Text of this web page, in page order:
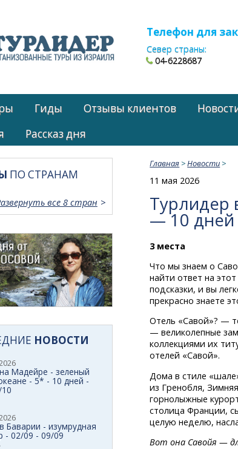
Телефон для
Север страны:
04-6228687
Гиды Отзывы клиентов
Рассказ дня
Главная >Новости >
11 мая 2026
Турлидер
— 10
3 места
Что мы знаем о
найти ответ на
подсказки, и вы
прекрасно знаете
Отель «Савой»? —
— великолепные
коллекциями их
отелей «Савой».
Дома в стиле
из Гренобля,
горнолыжные
столица Франции,
целую неделю,
Вот она Савойя —
ПО СТРАНАМ
все 8 стран
НОВОСТИ
Мадейре - зеленый
- 5* - 10 дней -
Баварии - изумрудная
- 02/09 - 09/09